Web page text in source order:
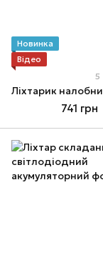
Новинка
Відео
5
741 грн